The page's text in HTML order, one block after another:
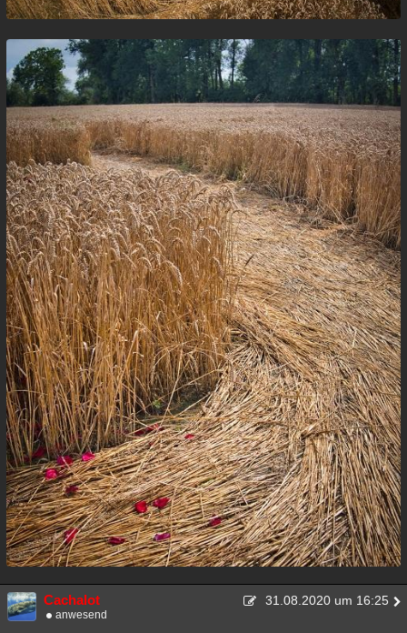
Cachalot 31.08.2020 um 16:25
anwesend